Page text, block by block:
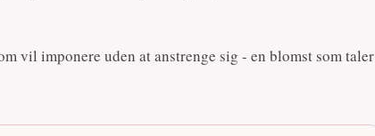
vil imponere uden at anstrenge sig - en blomst som taler